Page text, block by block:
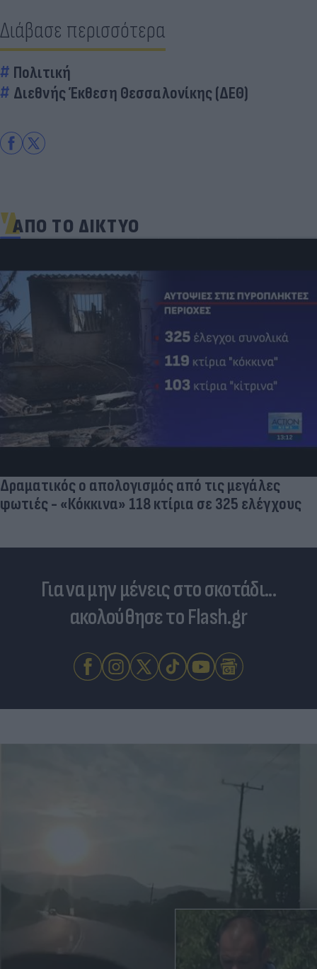
Διάβασε περισσότερα
Πολιτική
Διεθνής Έκθεση Θεσσαλονίκης (ΔΕΘ)
ΑΠΟ ΤΟ ΔΙΚΤΥΟ
Δραματικός ο απολογισμός από τις μεγάλες
φωτιές - «Κόκκινα» 118 κτίρια σε 325 ελέγχους
Για να μην μένεις στο σκοτάδι...
ακολούθησε το Flash.gr